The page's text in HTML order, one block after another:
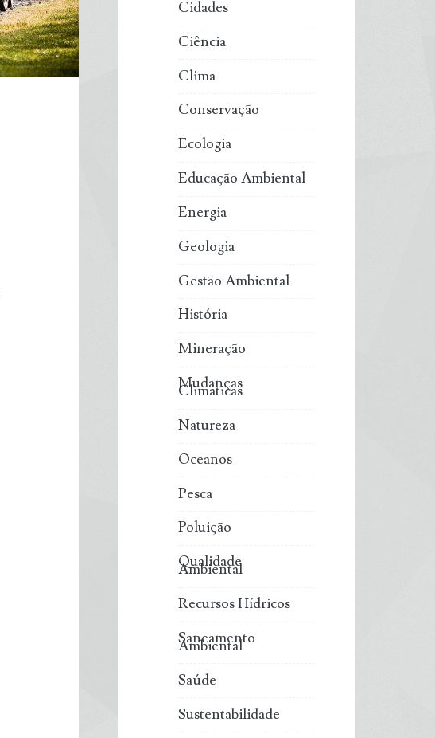
Cidades
Ciência
Clima
Conservação
Ecologia
Educação Ambiental
Energia
Geologia
Gestão Ambiental
História
Mineração
Mudanças
Climáticas
Natureza
Oceanos
Pesca
Poluição
Qualidade
Ambiental
Recursos Hídricos
Saneamento
Ambiental
Saúde
Sustentabilidade